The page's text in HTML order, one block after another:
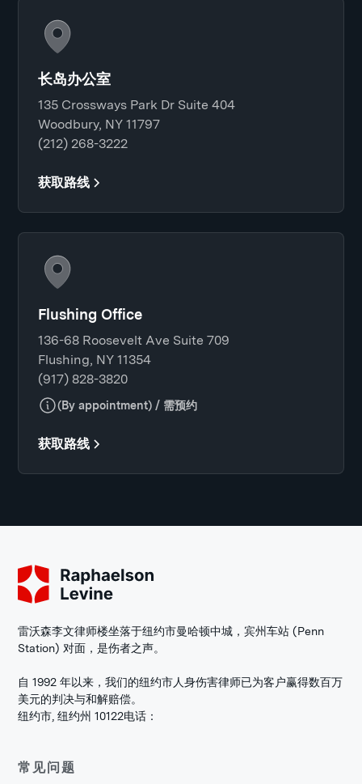
长岛办公室
135 Crossways Park Dr Suite 404
Woodbury, NY 11797
(212) 268-3222
获取路线
Flushing Office
136-68 Roosevelt Ave Suite 709
Flushing, NY 11354
(917) 828-3820
(By appointment) / 需预约
获取路线
雷沃森李文律师楼坐落于纽约市曼哈顿中城，宾州车站 (Penn
Station) 对面，是伤者之声。
自 1992 年以来，我们的纽约市人身伤害律师已为客户赢得数百万
美元的判决与和解赔偿。
纽约市, 纽约州 10122电话：
常见问题